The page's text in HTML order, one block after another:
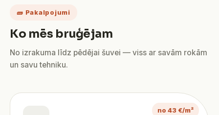
🧱 Pakalpojumi
Ko mēs bruģējam
No izrakuma līdz pēdējai šuvei — viss ar savām rokām
un savu tehniku.
no 43 €/m²